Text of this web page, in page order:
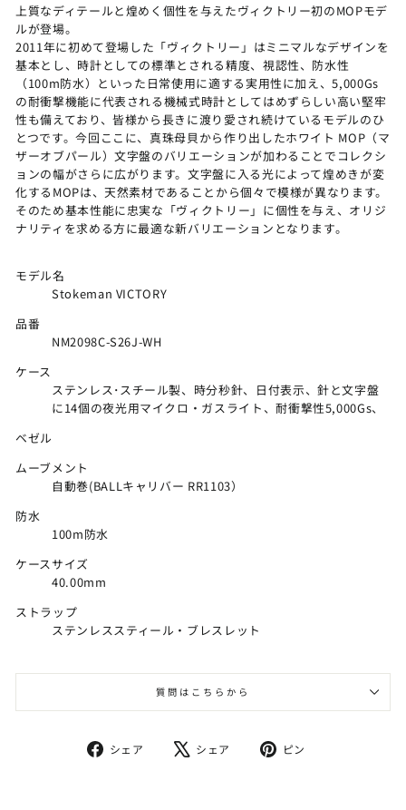
上質なディテールと煌めく個性を与えたヴィクトリー初のMOPモデ
ルが登場。
2011年に初めて登場した「ヴィクトリー」はミニマルなデザインを
基本とし、時計としての標準とされる精度、視認性、防水性
（100m防水）といった日常使用に適する実用性に加え、5,000Gs
の耐衝撃機能に代表される機械式時計としてはめずらしい高い堅牢
性も備えており、皆様から長きに渡り愛され続けているモデルのひ
とつです。今回ここに、真珠母貝から作り出したホワイト MOP（マ
ザーオブパール）文字盤のバリエーションが加わることでコレクシ
ョンの幅がさらに広がります。文字盤に入る光によって煌めきが変
化するMOPは、天然素材であることから個々で模様が異なります。
そのため基本性能に忠実な「ヴィクトリー」に個性を与え、オリジ
ナリティを求める方に最適な新バリエーションとなります。
モデル名
Stokeman VICTORY
品番
NM2098C-S26J-WH
ケース
ステンレス･スチール製、時分秒針、日付表示、針と文字盤
に14個の夜光用マイクロ・ガスライト、耐衝撃性5,000Gs、
ベゼル
ムーブメント
自動巻(BALLキャリバー RR1103）
防水
100m防水
ケースサイズ
40.00mm
ストラップ
ステンレススティール・ブレスレット
質問はこちらから
シェア
Facebookシェア ピン